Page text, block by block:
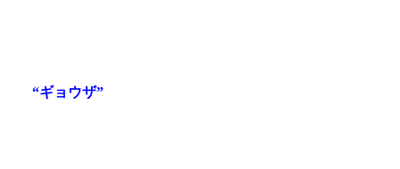
“ギョウザ”